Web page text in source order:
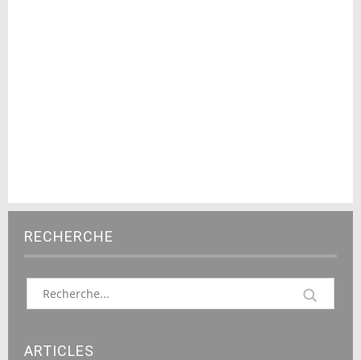
RECHERCHE
ARTICLES